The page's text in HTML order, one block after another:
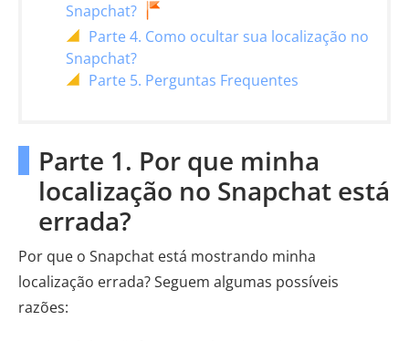
Snapchat?
Parte 4. Como ocultar sua localização no
Snapchat?
Parte 5. Perguntas Frequentes
Parte 1. Por que minha
localização no Snapchat está
errada?
Por que o Snapchat está mostrando minha
localização errada? Seguem algumas possíveis
razões: